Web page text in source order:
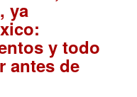
ya
y todo
antes de